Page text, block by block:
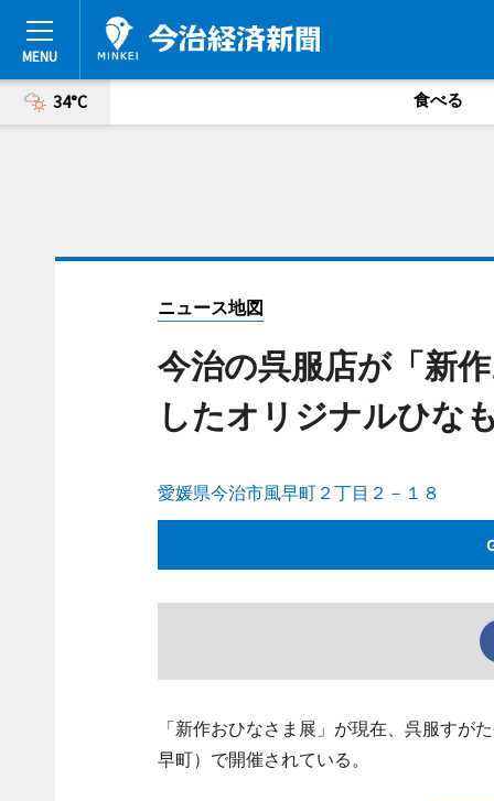
34°C 食べる
ニュース地図
今治の呉服店が「新
したオリジナルひな
愛媛県今治市風早町２丁目２－１８
「新作おひなさま展」が現在、呉服すが
早町）で開催されている。